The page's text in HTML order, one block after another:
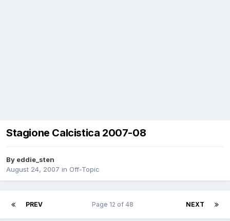
Stagione Calcistica 2007-08
By eddie_sten
August 24, 2007 in Off-Topic
PREV NEXT
Page 12 of 48